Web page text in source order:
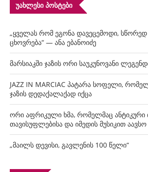
ᲣᲐᲮᲚᲔᲡᲘ ᲞᲝᲡᲢᲔᲑᲘ
„ყველას რომ ეგონა დავეცემოდი, სწორედ
ცხოვრება“ — ანა ებანოიძე
მარსიაკში ჯაზის ორი საუკუნოვანი
JAZZ IN MARCIAC პატარა სოფელი,
ჯაზის დედაქალაქად იქცა
ორი აფრიკული ხმა, რომელმაც ანტიკური
თავისუფლებისა და იმედის მუსიკით აავსო
„მაილს დევისი, გავლენის 100 წელი“